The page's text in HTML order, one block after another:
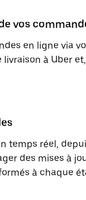
vos
en ligne via
à Uber
temps réel,
des mises à
à chaque